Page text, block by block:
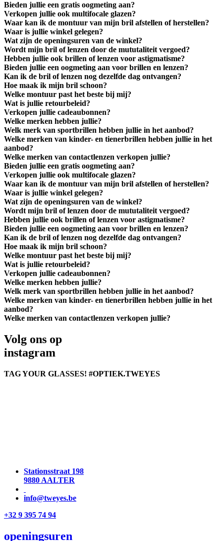
Bieden jullie een gratis oogmeting aan?
Verkopen jullie ook multifocale glazen?
Waar kan ik de montuur van mijn bril afstellen of herstellen?
Waar is jullie winkel gelegen?
Wat zijn de openingsuren van de winkel?
Wordt mijn bril of lenzen door de mututaliteit vergoed?
Hebben jullie ook brillen of lenzen voor astigmatisme?
Bieden jullie een oogmeting aan voor brillen en lenzen?
Kan ik de bril of lenzen nog dezelfde dag ontvangen?
Hoe maak ik mijn bril schoon?
Welke montuur past het beste bij mij?
Wat is jullie retourbeleid?
Verkopen jullie cadeaubonnen?
Welke merken hebben jullie?
Welk merk van sportbrillen hebben jullie in het aanbod?
Welke merken van kinder- en tienerbrillen hebben jullie in het
aanbod?
Welke merken van contactlenzen verkopen jullie?
Bieden jullie een gratis oogmeting aan?
Verkopen jullie ook multifocale glazen?
Waar kan ik de montuur van mijn bril afstellen of herstellen?
Waar is jullie winkel gelegen?
Wat zijn de openingsuren van de winkel?
Wordt mijn bril of lenzen door de mututaliteit vergoed?
Hebben jullie ook brillen of lenzen voor astigmatisme?
Bieden jullie een oogmeting aan voor brillen en lenzen?
Kan ik de bril of lenzen nog dezelfde dag ontvangen?
Hoe maak ik mijn bril schoon?
Welke montuur past het beste bij mij?
Wat is jullie retourbeleid?
Verkopen jullie cadeaubonnen?
Welke merken hebben jullie?
Welk merk van sportbrillen hebben jullie in het aanbod?
Welke merken van kinder- en tienerbrillen hebben jullie in het
aanbod?
Welke merken van contactlenzen verkopen jullie?
Volg ons op
instagram
TAG YOUR GLASSES! #OPTIEK.TWEYES
Stationsstraat 198
9880 AALTER
info@tweyes.be
+32 9 395 74 94
openingsuren